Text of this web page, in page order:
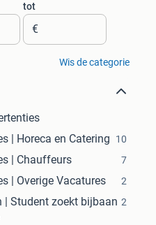
tot
€
Wis de categorie
| Horeca en Catering
10
| Chauffeurs 7
| Overige Vacatures 2
| Student zoekt bijbaan 2